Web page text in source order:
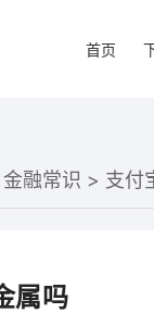
首页
金融常识 > 支付
属吗